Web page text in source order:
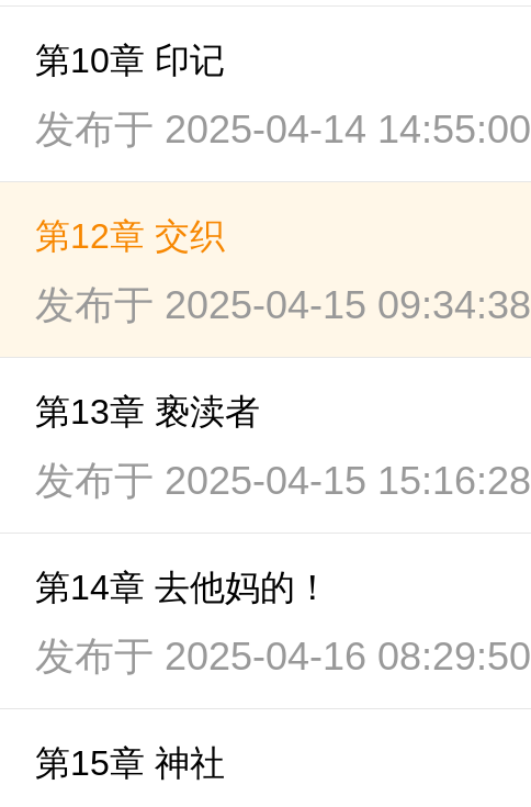
第10章 印记
发布于 2025-04-14 14:55:00
第12章 交织
发布于 2025-04-15 09:34:38
第13章 亵渎者
发布于 2025-04-15 15:16:28
第14章 去他妈的！
发布于 2025-04-16 08:29:50
第15章 神社